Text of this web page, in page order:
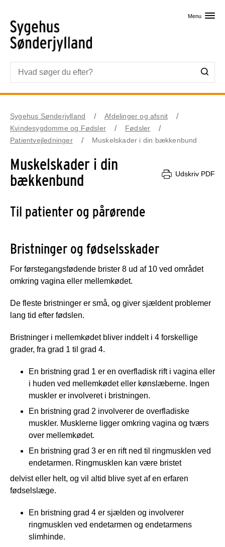
Menu
Sygehus Sønderjylland
Afdelinger og afsnit
Kvindesygdomme og Fødsler
Fødsler
Patientvejledninger
Muskelskader i din bækkenbund
Muskelskader i din
bækkenbund
Udskriv PDF
Til patienter og pårørende
Bristninger og fødselsskader
For førstegangsfødende brister 8 ud af 10 ved området
omkring vagina eller mellemkødet.
De fleste bristninger er små, og giver sjældent problemer
lang tid efter fødslen.
Bristninger i mellemkødet bliver inddelt i 4 forskellige
grader, fra grad 1 til grad 4.
En bristning grad 1 er en overfladisk rift i vagina eller
i huden ved mellemkødet eller kønslæberne. Ingen
muskler er involveret i bristningen.
En bristning grad 2 involverer de overfladiske
muskler. Musklerne ligger omkring vagina og tværs
over mellemkødet.
En bristning grad 3 er en rift ned til ringmusklen ved
endetarmen. Ringmusklen kan være bristet
delvist eller helt, og vil altid blive syet af en erfaren
fødselslæge.
En bristning grad 4 er sjælden og involverer
ringmusklen ved endetarmen og endetarmens
slimhinde.